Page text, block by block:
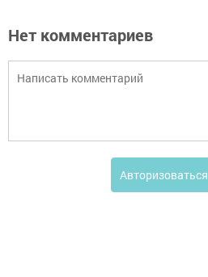
Нет комментариев
Авторизоваться